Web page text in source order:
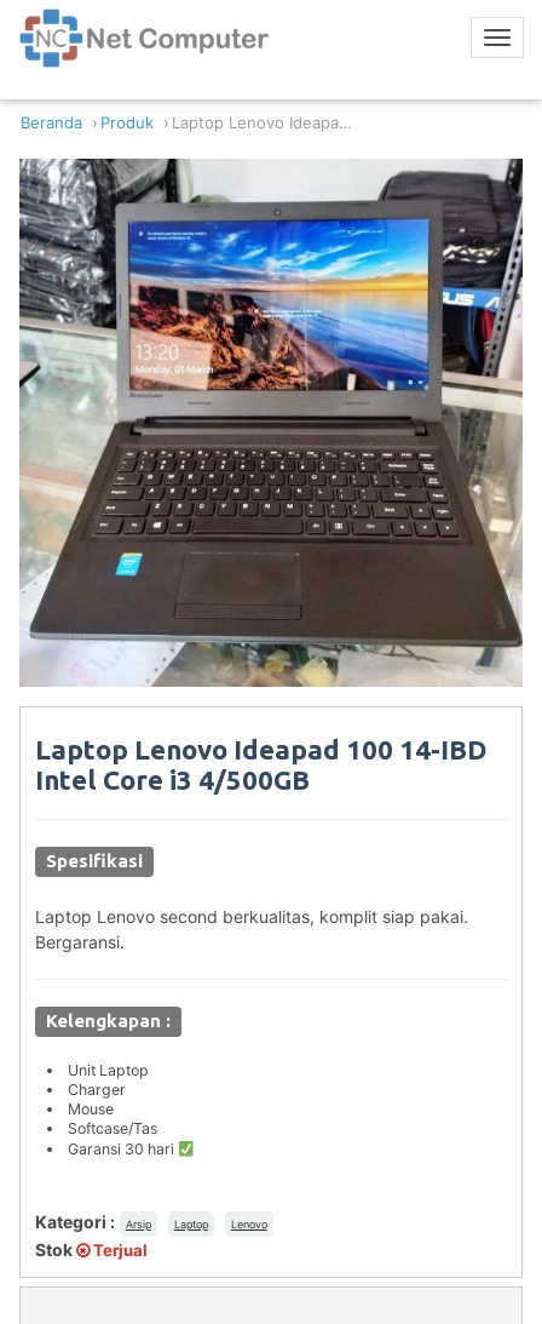
Beranda Produk Laptop Lenovo Ideapad 100 14-IBD Intel Core i3 4/500GB
Laptop Lenovo Ideapad 100 14-IBD
Intel Core i3 4/500GB
Spesifikasi
Laptop Lenovo second berkualitas, komplit siap pakai.
Bergaransi.
Kelengkapan :
Unit Laptop
Charger
Mouse
Softcase/Tas
Garansi 30 hari
Kategori : Arsip Laptop Lenovo
Stok Terjual